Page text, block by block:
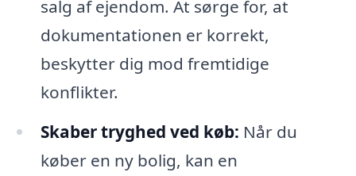
salg af ejendom. At sørge for, at
dokumentationen er korrekt,
beskytter dig mod fremtidige
konflikter.
Skaber tryghed ved køb: Når du
køber en ny bolig, kan en